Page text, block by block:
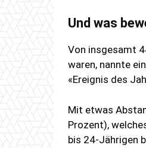
Und was
Von insgesamt
waren, nannte
«Ereignis des
Mit etwas
Prozent),
bis 24-Jährigen